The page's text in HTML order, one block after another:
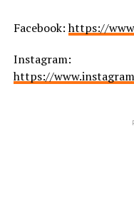
Facebook:https://
Instagram:
https://